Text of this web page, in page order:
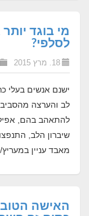
מי בוגד
לסלפי?
18. מרץ 2015
ישנם אנשים בעלי
לב והערצה
להתאהב בהם,
שיברון הלב,
מאבד עניין
האישה